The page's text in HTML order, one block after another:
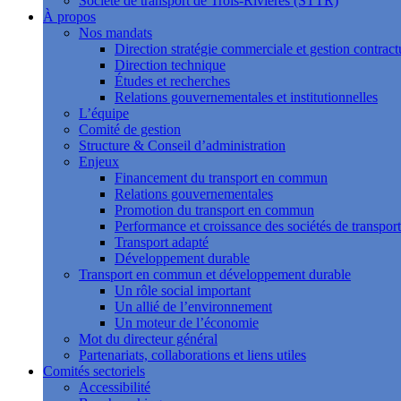
À propos
Nos mandats
Direction stratégie commerciale et gestion
Direction technique
Études et recherches
Relations gouvernementales et institutionnelles
L’équipe
Comité de gestion
Structure & Conseil d’administration
Enjeux
Financement du transport en commun
Relations gouvernementales
Promotion du transport en commun
Performance et croissance des sociétés de transport
Transport adapté
Développement durable
Transport en commun et développement durable
Un rôle social important
Un allié de l’environnement
Un moteur de l’économie
Mot du directeur général
Partenariats, collaborations et liens utiles
Comités sectoriels
Accessibilité